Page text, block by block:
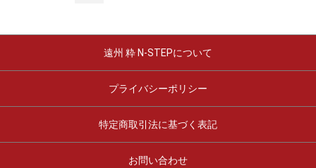
遠州 粋 N-STEPについて
プライバシーポリシー
特定商取引法に基づく表記
お問い合わせ